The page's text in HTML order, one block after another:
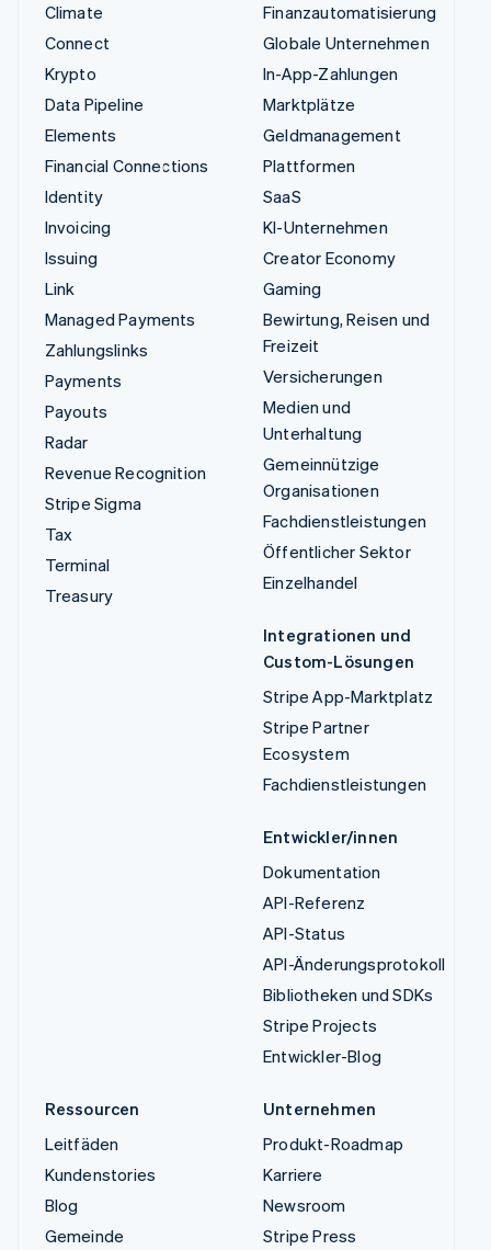
Climate
Connect
Krypto
Data Pipeline
Elements
Financial Connections
Identity
Invoicing
Issuing
Link
Managed Payments
Zahlungslinks
Payments
Payouts
Radar
Revenue Recognition
Stripe Sigma
Tax
Terminal
Treasury
Finanzautomatisierung
Globale Unternehmen
In-App-Zahlungen
Marktplätze
Geldmanagement
Plattformen
SaaS
KI-Unternehmen
Creator Economy
Gaming
Bewirtung, Reisen und
Freizeit
Versicherungen
Medien und
Unterhaltung
Gemeinnützige
Organisationen
Fachdienstleistungen
Öffentlicher Sektor
Einzelhandel
Integrationen und
Custom-Lösungen
Stripe App-Marktplatz
Stripe Partner
Ecosystem
Fachdienstleistungen
Entwickler/innen
Dokumentation
API-Referenz
API-Status
API-Änderungsprotokoll
Bibliotheken und SDKs
Stripe Projects
Entwickler-Blog
Ressourcen
Leitfäden
Kundenstories
Blog
Gemeinde
Unternehmen
Produkt-Roadmap
Karriere
Newsroom
Stripe Press